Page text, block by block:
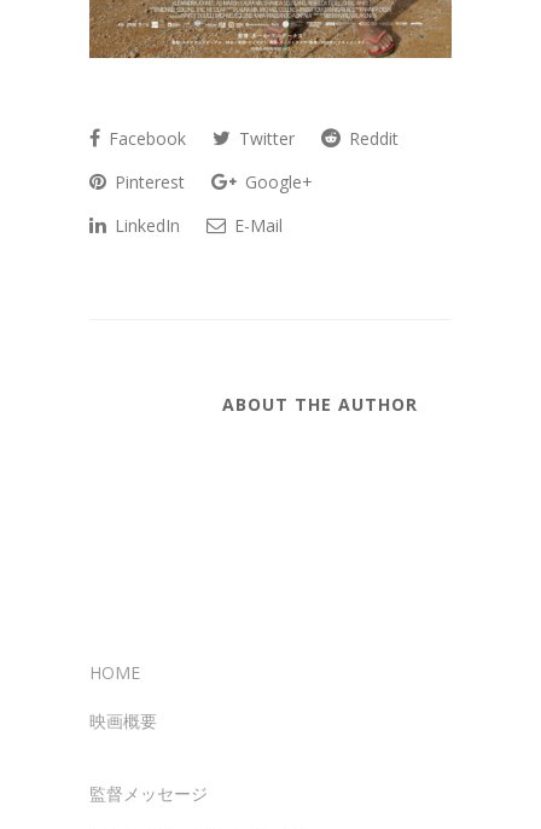
Facebook Twitter
Reddit
Pinterest
Google+
LinkedIn
E-Mail
ABOUT THE AUTHOR
HOME
映画概要
監督メッセージ